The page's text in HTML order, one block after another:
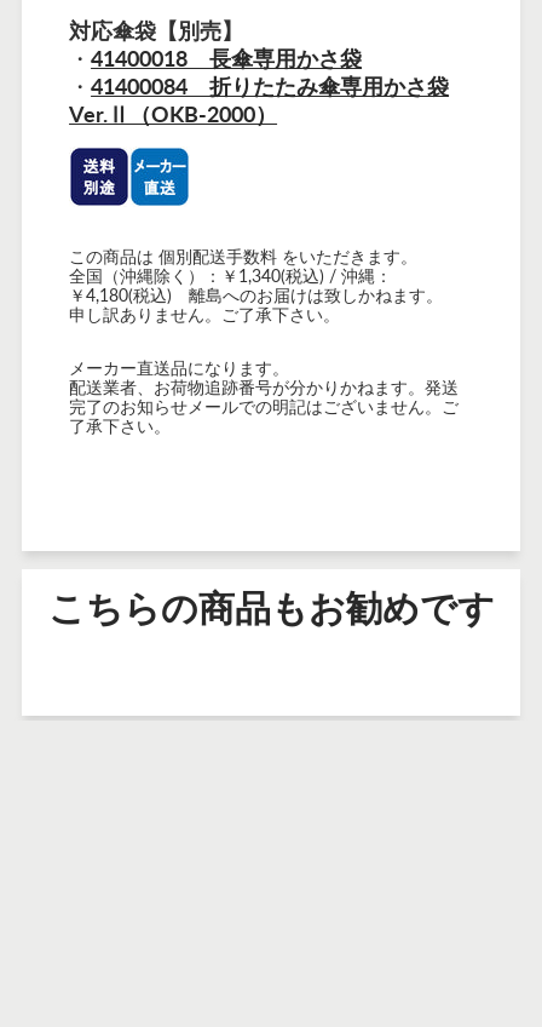
対応傘袋【別売】
・41400018 長傘専用かさ袋
・41400084 折りたたみ傘専用かさ袋
Ver.Ⅱ（OKB-2000）
この商品は 個別配送手数料 をいただきます。
全国（沖縄除く）：￥1,340(税込) / 沖縄：
￥4,180(税込) 離島へのお届けは致しかねます。
申し訳ありません。ご了承下さい。
メーカー直送品になります。
配送業者、お荷物追跡番号が分かりかねます。発送
完了のお知らせメールでの明記はございません。ご
了承下さい。
こちらの商品もお勧めです